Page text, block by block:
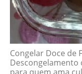
Congelar Doce de
para quem ama